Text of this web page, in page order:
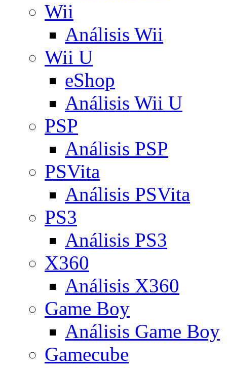
Wii
Análisis Wii
Wii U
eShop
Análisis Wii U
PSP
Análisis PSP
PSVita
Análisis PSVita
PS3
Análisis PS3
X360
Análisis X360
Game Boy
Análisis Game Boy
Gamecube